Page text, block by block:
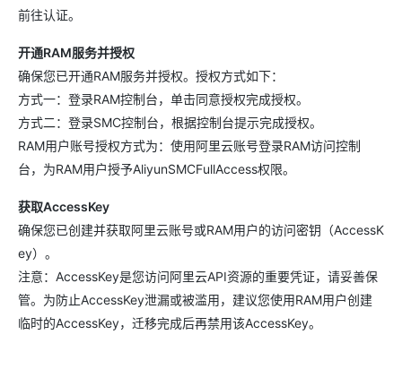
前往认证。
开通RAM服务并授权
确保您已开通RAM服务并授权。授权方式如下：
方式一：登录RAM控制台，单击同意授权完成授权。
方式二：登录SMC控制台，根据控制台提示完成授权。
RAM用户账号授权方式为：使用阿里云账号登录RAM访问控制
台，为RAM用户授予AliyunSMCFullAccess权限。
获取AccessKey
确保您已创建并获取阿里云账号或RAM用户的访问密钥（AccessK
ey）。
注意：AccessKey是您访问阿里云API资源的重要凭证，请妥善保
管。为防止AccessKey泄漏或被滥用，建议您使用RAM用户创建
临时的AccessKey，迁移完成后再禁用该AccessKey。